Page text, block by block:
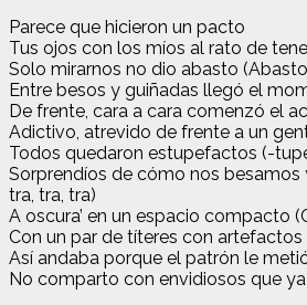
Parece que hicieron un pacto
Tus ojos con los míos al rato de
Solo mirarnos no dio abasto
Entre besos y guiñadas llegó el
De frente, cara a cara comenzó el
Adictivo, atrevido de frente a un
Todos quedaron estupefactos (-
Sorprendíos de cómo nos besamos
tra, tra, tra)
A oscura’ en un espacio compacto
Con un par de títeres con artefactos
Así andaba porque el patrón le
No comparto con envidiosos que